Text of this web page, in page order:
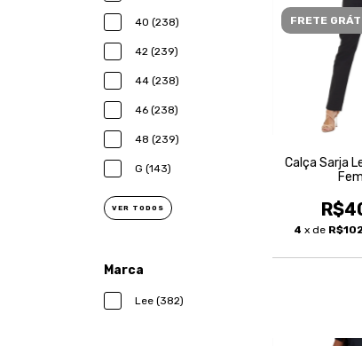
40 (238)
42 (239)
44 (238)
46 (238)
48 (239)
G (143)
VER TODOS
Marca
Lee (382)
FRETE
Calça Sarja
4 x de